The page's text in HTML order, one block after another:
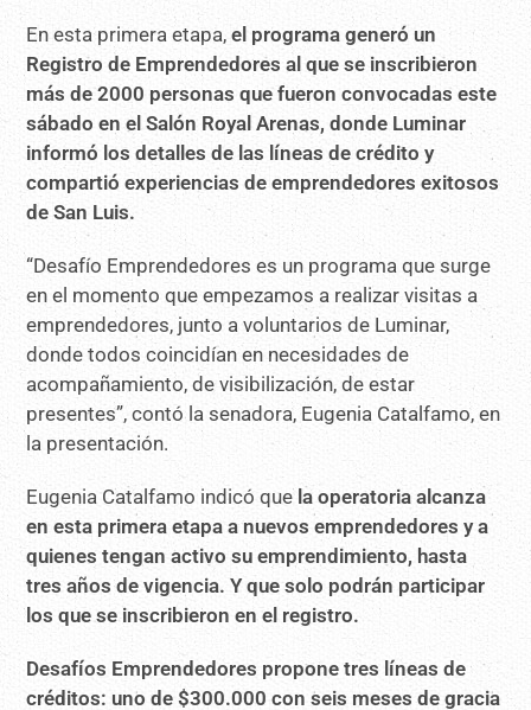
En esta primera etapa,el programa generó un
Registro de Emprendedores al que se inscribieron
más de 2000 personas que fueron convocadas este
sábado en el Salón Royal Arenas, donde Luminar
informó los detalles de las líneas de crédito y
compartió experiencias de emprendedores exitosos
de San Luis.
“Desafío Emprendedores es un programa que surge
en el momento que empezamos a realizar visitas a
emprendedores, junto a voluntarios de Luminar,
donde todos coincidían en necesidades de
acompañamiento, de visibilización, de estar
presentes”, contó la senadora, Eugenia Catalfamo, en
la presentación.
Eugenia Catalfamo indicó que la operatoria alcanza
en esta primera etapa a nuevos emprendedores y a
quienes tengan activo su emprendimiento, hasta
tres años de vigencia. Y que solo podrán participar
los que se inscribieron en el registro.
Desafíos Emprendedores propone tres líneas de
créditos: uno de $300.000 con seis meses de gracia